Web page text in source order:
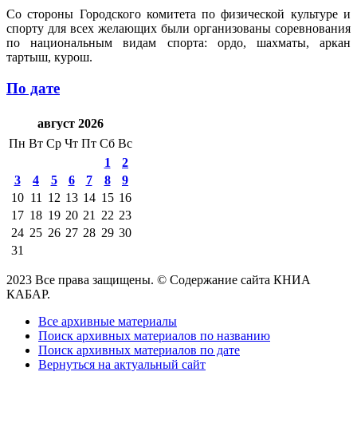
Со стороны Городского комитета по физической культуре и
спорту для всех желающих были организованы соревнования
по национальным видам спорта: ордо, шахматы, аркан
тартыш, курош.
По дате
август 2026
Пн Вт Ср Чт Пт Сб Вс
1
2
3
4 5 6 7 8
9
10 11 12 13 14 15 16
17 18 19 20 21 22 23
24 25 26 27 28 29 30
31
2023 Все права защищены. © Содержание сайта КНИА
КАБАР.
Все архивные материалы
Поиск архивных материалов по названию
Поиск архивных материалов по дате
Вернуться на актуальный сайт